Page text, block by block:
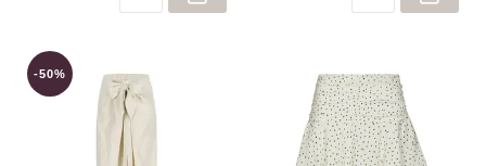
-50%